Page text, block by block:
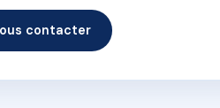
contacter